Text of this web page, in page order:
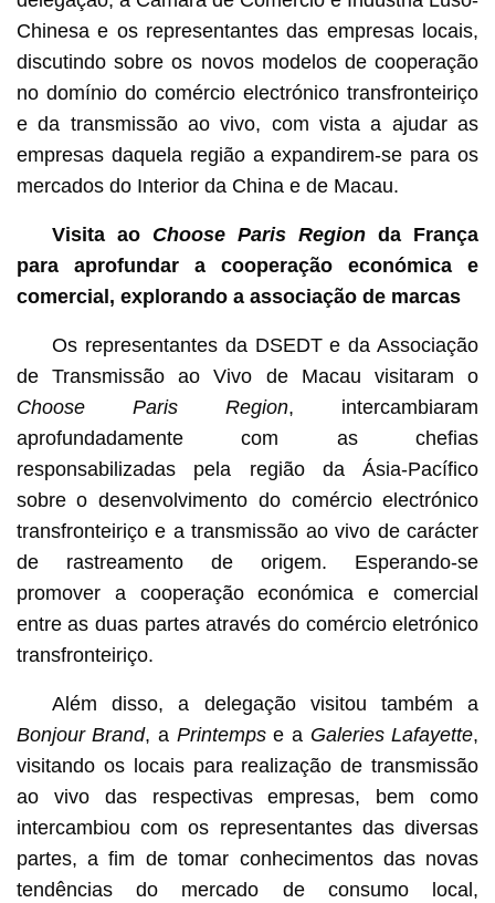
Chinesa e os representantes das empresas locais,
discutindo sobre os novos modelos de cooperação
no domínio do comércio electrónico transfronteiriço
e da transmissão ao vivo, com vista a ajudar as
empresas daquela região a expandirem-se para os
mercados do Interior da China e de Macau.
Visita ao Choose Paris Region da França
para aprofundar a cooperação económica e
comercial, explorando a associação de marcas
Os representantes da DSEDT e da Associação
de Transmissão ao Vivo de Macau visitaram o
Choose Paris Region, intercambiaram
aprofundadamente com as chefias
responsabilizadas pela região da Ásia-Pacífico
sobre o desenvolvimento do comércio electrónico
transfronteiriço e a transmissão ao vivo de carácter
de rastreamento de origem. Esperando-se
promover a cooperação económica e comercial
entre as duas partes através do comércio eletrónico
transfronteiriço.
Além disso, a delegação visitou também a
Bonjour Brand, a Printempse a Galeries Lafayette,
visitando os locais para realização de transmissão
ao vivo das respectivas empresas, bem como
intercambiou com os representantes das diversas
partes, a fim de tomar conhecimentos das novas
tendências do mercado de consumo local,